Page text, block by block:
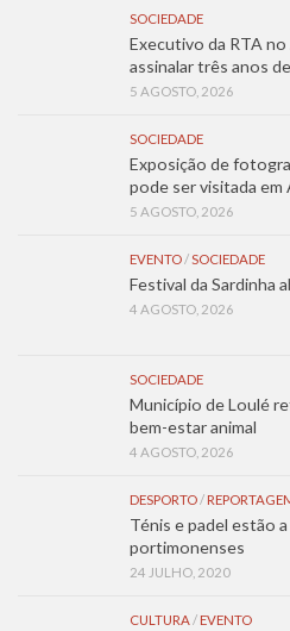
SOCIEDADE
Executivo da RTA
assinalar três anos
5 AGOSTO, 2026
SOCIEDADE
Exposição de
pode ser visitada em
5 AGOSTO, 2026
EVENTO/SOCIEDADE
Festival da Sardinha
4 AGOSTO, 2026
SOCIEDADE
Município de Loulé
bem-estar animal
4 AGOSTO, 2026
DESPORTO/
Ténis e padel estão
portimonenses
24 JULHO, 2020
CULTURA/ EVENTO